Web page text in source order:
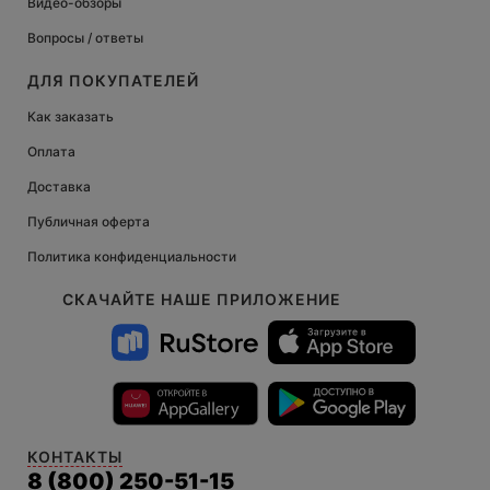
СКАЧАЙТЕ НАШЕ ПРИЛОЖЕНИЕ
КОНТАКТЫ
8 (800) 250-51-15
Вопросы / ответы
ДЛЯ ПОКУПАТЕЛЕЙ
Как заказать
Оплата
Доставка
Публичная оферта
Политика конфиденциальности